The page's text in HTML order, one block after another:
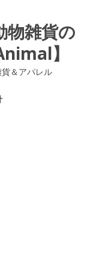
物雑貨の
】
＆アパレル